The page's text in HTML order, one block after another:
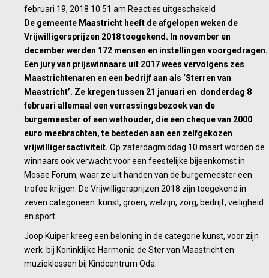
februari 19, 2018 10:51 am Reacties uitgeschakeld
Winnaars
Maastrichtse
2018
bekend
De gemeente Maastricht heeft de afgelopen weken de
Vrijwilligersprijzen 2018 toegekend. In november en
december werden 172 mensen en instellingen voorgedragen.
Een jury van prijswinnaars uit 2017 wees vervolgens zes
Maastrichtenaren en een bedrijf aan als ‘Sterren van
Maastricht’. Ze kregen tussen 21 januari en donderdag 8
februari allemaal een verrassingsbezoek van de
burgemeester of een wethouder, die een cheque van 2000
euro meebrachten, te besteden aan een zelfgekozen
vrijwilligersactiviteit. Op zaterdagmiddag 10 maart worden de
winnaars ook verwacht voor een feestelijke bijeenkomst in
Mosae Forum, waar ze uit handen van de burgemeester een
trofee krijgen. De Vrijwilligersprijzen 2018 zijn toegekend in
zeven categorieën: kunst, groen, welzijn, zorg, bedrijf, veiligheid
en sport.
Joop Kuiper kreeg een beloning in de categorie kunst, voor zijn
werk bij Koninklijke Harmonie de Ster van Maastricht en
muzieklessen bij Kindcentrum Oda.